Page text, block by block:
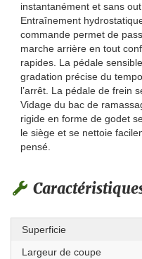
instantanément et sans
Entraînement
commande permet de
marche arrière en tout
rapides. La pédale
gradation précise du
l’arrêt. La pédale de frein
Vidage du bac de
rigide en forme de godet
le siège et se nettoie
pensé.
Superficie
Largeur de coupe